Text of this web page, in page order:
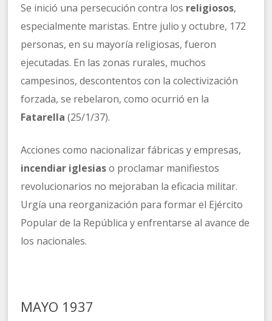
Se inició una persecución contra los religiosos,
especialmente maristas. Entre julio y octubre, 172
personas, en su mayoría religiosas, fueron
ejecutadas. En las zonas rurales, muchos
campesinos, descontentos con la colectivización
forzada, se rebelaron, como ocurrió en la
Fatarella (25/1/37).
Acciones como nacionalizar fábricas y empresas,
incendiar iglesiaso proclamar manifiestos
revolucionarios no mejoraban la eficacia militar.
Urgía una reorganización para formar el Ejército
Popular de la República y enfrentarse al avance de
los nacionales.
MAYO 1937